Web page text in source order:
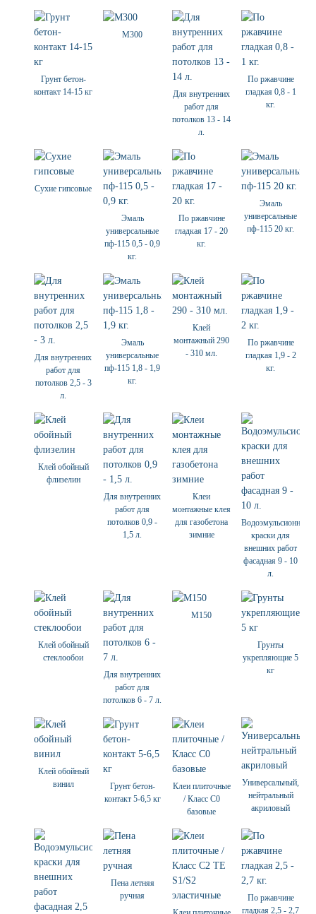
Грунт бетон-
контакт 14-15 кг
М300
Для внутренних
работ для
потолков 13 - 14
л.
По ржавчине
гладкая 0,8 - 1
кг.
Сухие гипсовые
Эмаль
универсальные
пф-115 0,5 - 0,9
кг.
По ржавчине
гладкая 17 - 20
кг.
Эмаль
универсальные
пф-115 20 кг.
Для внутренних
работ для
потолков 2,5 - 3
л.
Эмаль
универсальные
пф-115 1,8 - 1,9
кг.
Клей
монтажный 290
- 310 мл.
По ржавчине
гладкая 1,9 - 2
кг.
Клей обойный
флизелин
Для внутренних
работ для
потолков 0,9 -
1,5 л.
Клеи
монтажные клея
для газобетона
зимние
Водоэмульсионные
краски для
внешних работ
фасадная 9 - 10
л.
Клей обойный
стеклообои
Для внутренних
работ для
потолков 6 - 7 л.
М150
Грунты
укрепляющие 5
кг
Клей обойный
винил
Грунт бетон-
контакт 5-6,5 кг
Клеи плиточные
/ Класс С0
базовые
Универсальный,
нейтральный
акриловый
Пена летняя
ручная
По ржавчине
гладкая 2,5 - 2,7